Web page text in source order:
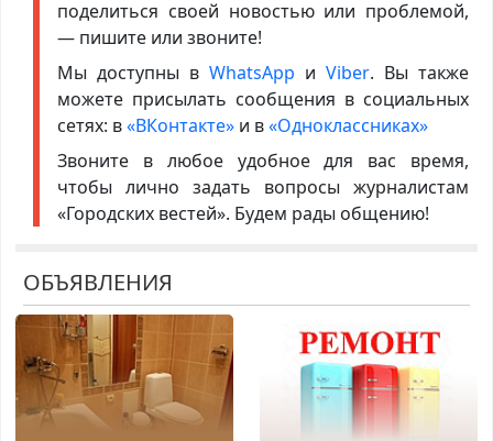
поделиться своей новостью или проблемой,
— пишите или звоните!
Мы доступны в WhatsApp иViber. Вы также
можете присылать сообщения в социальных
сетях: в«ВКонтакте»и в«Одноклассниках»
Звоните в любое удобное для вас время,
чтобы лично задать вопросы журналистам
«Городских вестей». Будем рады общению!
ОБЪЯВЛЕНИЯ